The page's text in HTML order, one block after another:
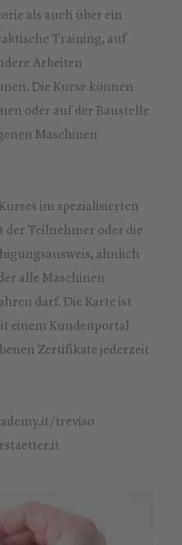
als auch über ein
Training, auf
Arbeiten
Die Kurse können
oder auf der Baustelle
Maschinen
im spezialisierten
Teilnehmer oder die
ähnlich
alle Maschinen
darf. Die Karte ist
einem Kundenportal
Zertifikate jederzeit
treviso